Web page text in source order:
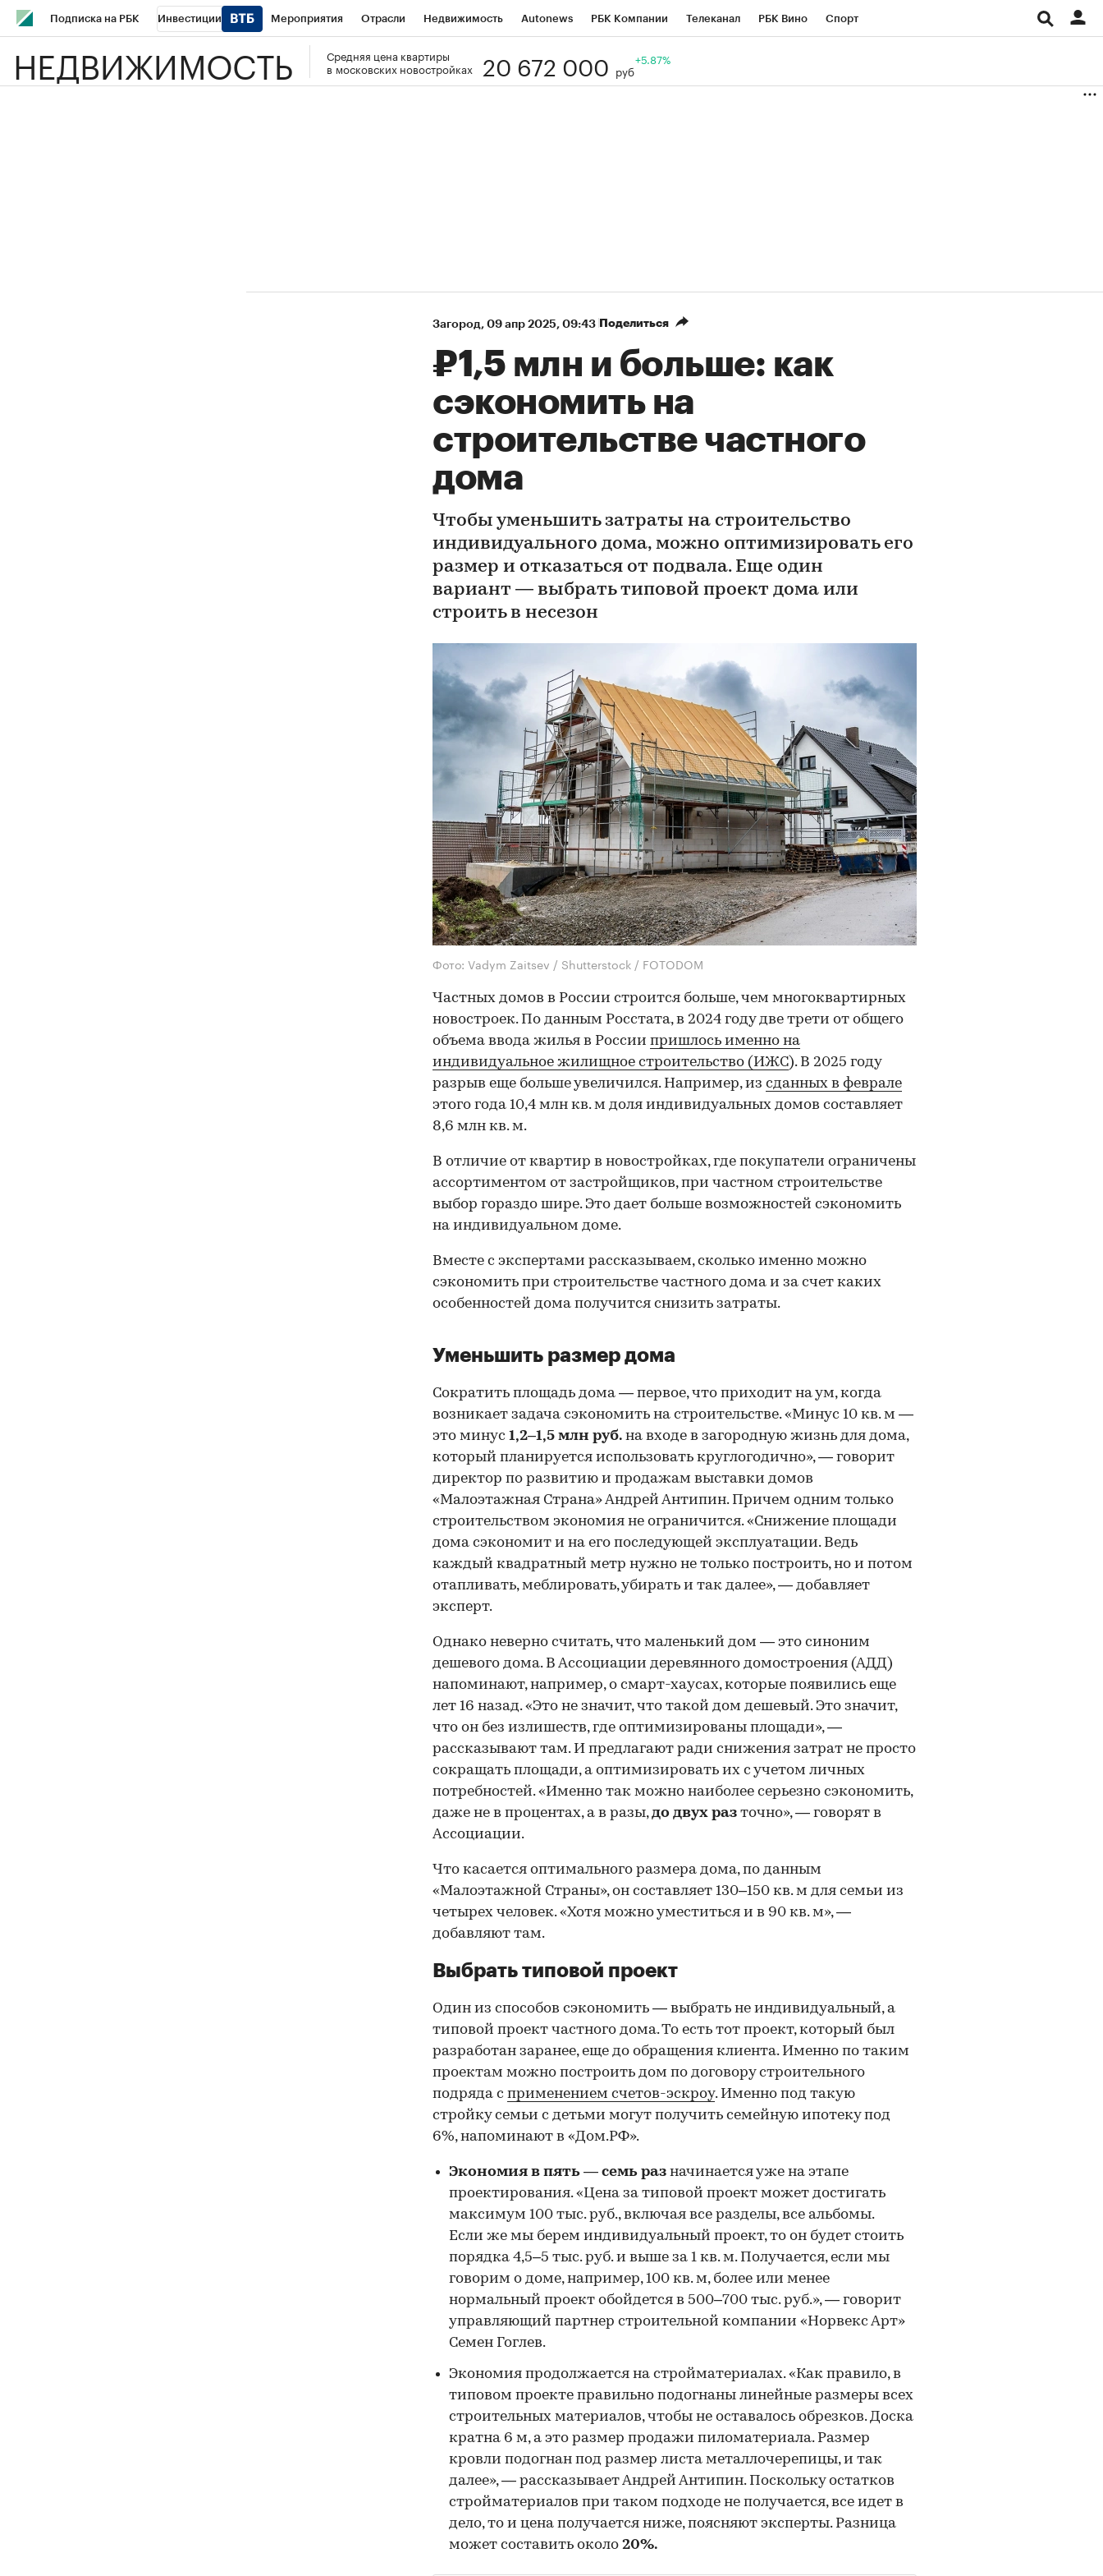
Подписка на РБК Инвестиции Мероприятия Отрасли Недвижимость Autonews РБК Компании Телеканал РБК Вино Спорт
Школа управления РБК РБК Образование РБК Курсы РБК Life Тренды Национальные проекты
НЕДВИЖИМОСТЬ
Средняя цена квартиры
в московских новостройках
20 672 000 руб
+5.87%
Загород⁠, 09 апр 2025, 09:43 Поделиться
₽1,5 млн и больше: как
сэкономить на
строительстве частного
дома
Чтобы уменьшить затраты на строительство
индивидуального дома, можно оптимизировать его
размер и отказаться от подвала. Еще один
вариант — выбрать типовой проект дома или
строить в несезон
Фото: Vadym Zaitsev / Shutterstock / FOTODOM
Частных домов в России строится больше, чем многоквартирных
новостроек. По данным Росстата, в 2024 году две трети от общего
объема ввода жилья в России пришлось именно на
индивидуальное жилищное строительство (ИЖС). В 2025 году
разрыв еще больше увеличился. Например, из сданных в феврале
этого года 10,4 млн кв. м доля индивидуальных домов составляет
8,6 млн кв. м.
В отличие от квартир в новостройках, где покупатели ограничены
ассортиментом от застройщиков, при частном строительстве
выбор гораздо шире. Это дает больше возможностей сэкономить
на индивидуальном доме.
Вместе с экспертами рассказываем, сколько именно можно
сэкономить при строительстве частного дома и за счет каких
особенностей дома получится снизить затраты.
Уменьшить размер дома
Сократить площадь дома — первое, что приходит на ум, когда
возникает задача сэкономить на строительстве. «Минус 10 кв. м —
это минус 1,2–1,5 млн руб. на входе в загородную жизнь для дома,
который планируется использовать круглогодично», — говорит
директор по развитию и продажам выставки домов
«Малоэтажная Страна» Андрей Антипин. Причем одним только
строительством экономия не ограничится. «Снижение площади
дома сэкономит и на его последующей эксплуатации. Ведь
каждый квадратный метр нужно не только построить, но и потом
отапливать, меблировать, убирать и так далее», — добавляет
эксперт.
Однако неверно считать, что маленький дом — это синоним
дешевого дома. В Ассоциации деревянного домостроения (АДД)
напоминают, например, о смарт-хаусах, которые появились еще
лет 16 назад. «Это не значит, что такой дом дешевый. Это значит,
что он без излишеств, где оптимизированы площади», —
рассказывают там. И предлагают ради снижения затрат не просто
сокращать площади, а оптимизировать их с учетом личных
потребностей. «Именно так можно наиболее серьезно сэкономить,
даже не в процентах, а в разы,до двух раз точно», — говорят в
Ассоциации.
Что касается оптимального размера дома, по данным
«Малоэтажной Страны», он составляет 130–150 кв. м для семьи из
четырех человек. «Хотя можно уместиться и в 90 кв. м», —
добавляют там.
Выбрать типовой проект
Один из способов сэкономить — выбрать не индивидуальный, а
типовой проект частного дома. То есть тот проект, который был
разработан заранее, еще до обращения клиента. Именно по таким
проектам можно построить дом по договору строительного
подряда с применением счетов-эскроу. Именно под такую
стройку семьи с детьми могут получить семейную ипотеку под
6%, напоминают в «Дом.РФ».
Экономия в пять — семь раз начинается уже на этапе
проектирования. «Цена за типовой проект может достигать
максимум 100 тыс. руб., включая все разделы, все альбомы.
Если же мы берем индивидуальный проект, то он будет стоить
порядка 4,5–5 тыс. руб. и выше за 1 кв. м. Получается, если мы
говорим о доме, например, 100 кв. м, более или менее
нормальный проект обойдется в 500–700 тыс. руб.», — говорит
управляющий партнер строительной компании «Норвекс Арт»
Семен Гоглев.
Экономия продолжается на стройматериалах. «Как правило, в
типовом проекте правильно подогнаны линейные размеры всех
строительных материалов, чтобы не оставалось обрезков. Доска
кратна 6 м, а это размер продажи пиломатериала. Размер
кровли подогнан под размер листа металлочерепицы, и так
далее», — рассказывает Андрей Антипин. Поскольку остатков
стройматериалов при таком подходе не получается, все идет в
дело, то и цена получается ниже, поясняют эксперты. Разница
может составить около 20%.